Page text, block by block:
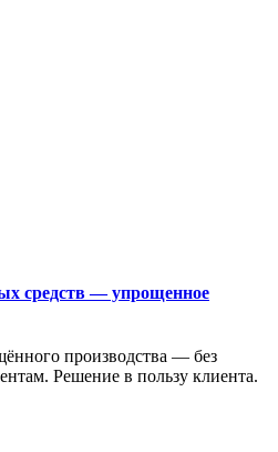
средств — упрощенное
производства — без
Решение в пользу клиента.